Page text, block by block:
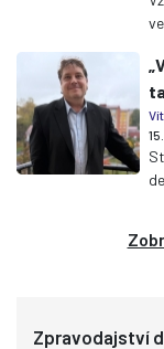
Zpravodajství